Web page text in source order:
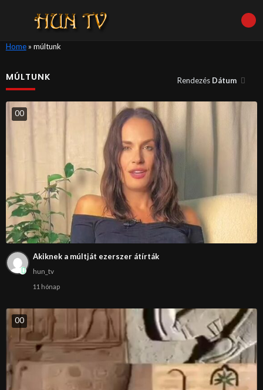
Home» múltunk
MÚLTUNK Rendezés Dátum
00
Akiknek a múltját ezerszer átírták
hun_tv
11 hónap
00